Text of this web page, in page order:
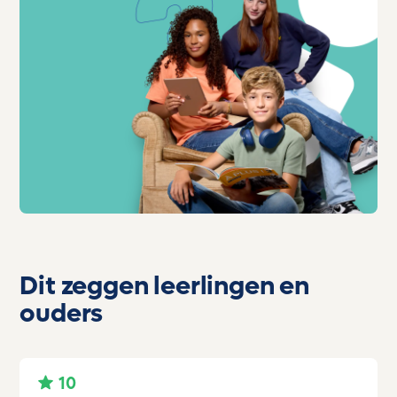
Dit zeggen leerlingen en
ouders
10